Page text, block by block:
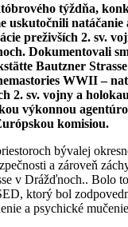
týždňa,
uskutočnili
preživších 2. sv.
Dokumentovali
Bautzner
WWII –
2. sv. vojny a
výkonnou
komisiou.
bývalej
a zároveň
v Drážďnoch.. Bolo
ktorý bol
a psychické